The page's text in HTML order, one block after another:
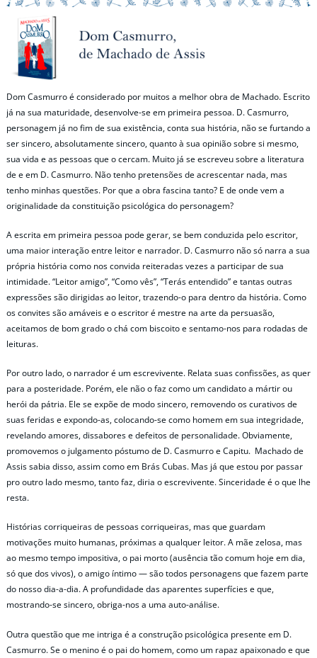
Dom Casmurro é considerado por muitos a melhor obra de Machado. Escrito
já na sua maturidade, desenvolve-se em primeira pessoa. D. Casmurro,
personagem já no fim de sua existência, conta sua história, não se furtando a
ser sincero, absolutamente sincero, quanto à sua opinião sobre si mesmo,
sua vida e as pessoas que o cercam. Muito já se escreveu sobre a literatura
de e em D. Casmurro. Não tenho pretensões de acrescentar nada, mas
tenho minhas questões. Por que a obra fascina tanto? E de onde vem a
originalidade da constituição psicológica do personagem?
A escrita em primeira pessoa pode gerar, se bem conduzida pelo escritor,
uma maior interação entre leitor e narrador. D. Casmurro não só narra a sua
própria história como nos convida reiteradas vezes a participar de sua
intimidade. “Leitor amigo”, “Como vês”, “Terás entendido” e tantas outras
expressões são dirigidas ao leitor, trazendo-o para dentro da história. Como
os convites são amáveis e o escritor é mestre na arte da persuasão,
aceitamos de bom grado o chá com biscoito e sentamo-nos para rodadas de
leituras.
Por outro lado, o narrador é um escrevivente. Relata suas confissões, as quer
para a posteridade. Porém, ele não o faz como um candidato a mártir ou
herói da pátria. Ele se expõe de modo sincero, removendo os curativos de
suas feridas e expondo-as, colocando-se como homem em sua integridade,
revelando amores, dissabores e defeitos de personalidade. Obviamente,
promovemos o julgamento póstumo de D. Casmurro e Capitu. Machado de
Assis sabia disso, assim como em Brás Cubas. Mas já que estou por passar
pro outro lado mesmo, tanto faz, diria o escrevivente. Sinceridade é o que lhe
resta.
Histórias corriqueiras de pessoas corriqueiras, mas que guardam
motivações muito humanas, próximas a qualquer leitor. A mãe zelosa, mas
ao mesmo tempo impositiva, o pai morto (ausência tão comum hoje em dia,
só que dos vivos), o amigo íntimo — são todos personagens que fazem parte
do nosso dia-a-dia. A profundidade das aparentes superfícies e que,
mostrando-se sincero, obriga-nos a uma auto-análise.
Outra questão que me intriga é a construção psicológica presente em D.
Casmurro. Se o menino é o pai do homem, como um rapaz apaixonado e que